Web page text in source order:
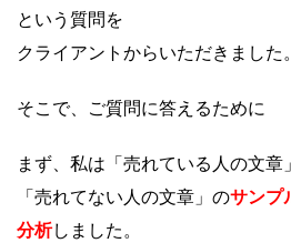
という質問を
クライアントからいただきました。
そこで、ご質問に答えるために
まず、私は「売れている人の文章
「売れてない人の文章」のサンプ
分析しました。